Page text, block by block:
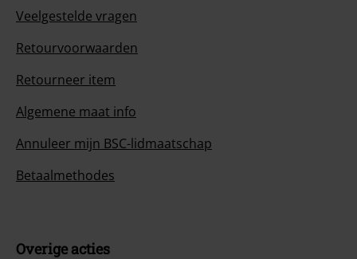
Veelgestelde vragen
Retourvoorwaarden
Retourneer item
Algemene maat info
Annuleer mijn BSC-lidmaatschap
Betaalmethodes
Overige acties